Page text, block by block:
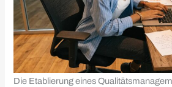
Die Etablierung eines